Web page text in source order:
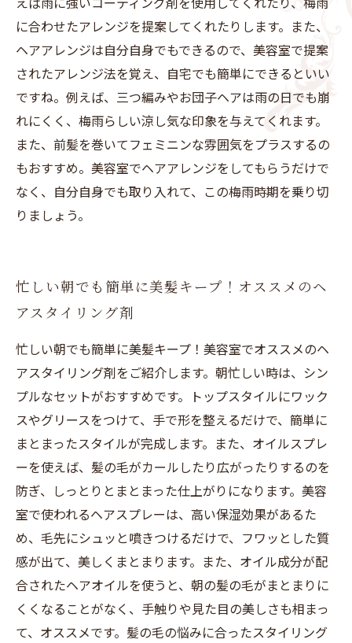
に合わせたアレンジを提案してくれたりします。また、
ヘアアレンジは自分自身でもできるので、美容室で提案
されたアレンジ法を覚え、自宅でも簡単にできるといい
ですね。例えば、三つ編みやお団子ヘアは雨の日でも崩
れにくく、梅雨らしい涼し気な印象を与えてくれます。
また、前髪を巻いてフェミニンな雰囲気をプラスするの
もおすすめ。美容室でヘアアレンジをしてもらうだけで
なく、自分自身でも取り入れて、この梅雨時期を乗り切
りましょう。
忙しい朝でも簡単に美髪キープ！オススメのヘ
アスタイリング剤
忙しい朝でも簡単に美髪キープ！美容室でオススメのヘ
アスタイリング剤をご紹介します。朝忙しい時は、シン
プルなセットがおすすめです。トップスタイルにワック
スやグリースをつけて、手で形を整えるだけで、簡単に
まとまったスタイルが完成します。また、オイルスプレ
ーを使えば、髪の毛がカールしたり広がったりするのを
防ぎ、しっとりとまとまった仕上がりになります。美容
室で使われるヘアスプレーは、高い保湿効果があるた
め、毛先にシュッと噴きつけるだけで、フワッとした質
感が出て、美しくまとまります。また、オイル成分が配
合されたヘアオイルを使うと、朝の髪の毛がまとまりに
くくなることがなく、手触りや見た目の美しさも相まっ
て、オススメです。髪の毛の悩みに合ったスタイリング